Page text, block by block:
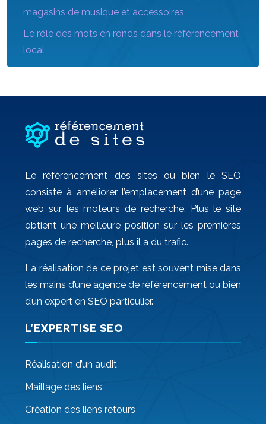
magasins de musique et accessoires
Le rôle des mots en ronds dans le référencement
local
Le référencement des sites ou bien le SEO
consiste à améliorer l’emplacement d’une page
web sur les moteurs de recherche. Plus le site
obtient une meilleure position sur les premières
pages de recherche, plus il a du trafic.
La réalisation de ce projet est souvent mise dans
les mains d’une agence de référencement ou bien
d’un expert en SEO particulier.
L’EXPERTISE SEO
Réalisation d’un audit
Maillage des liens
Création des liens retours